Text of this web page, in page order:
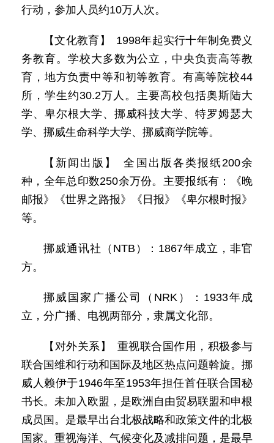
行动，参加人员约10万人次。
【文化教育】 1998年起实行十年制免费义
务教育。学校大多数为公立，中央负责高等教
育，地方负责中等和初等教育。有高等院校44
所，学生约30.2万人。主要高校包括奥斯陆大
学、卑尔根大学、挪威科技大学、特罗姆瑟大
学、挪威生命科学大学、挪威商学院等。
【新闻出版】 全国出版各类报纸200余
种，全年总印数250余万份。主要报纸有：《晚
邮报》《世界之路报》《日报》《卑尔根时报》
等。
挪威通讯社（NTB）：1867年成立，非官
方。
挪威国家广播公司（NRK）：1933年成
立，分广播、电视两部分，隶属文化部。
【对外关系】 重视联合国作用，积极参与
联合国维和行动和国际及地区热点问题斡旋。挪
威人赖伊于1946年至1953年担任首任联合国秘
书长。未加入欧盟，是欧洲自由贸易联盟和申根
成员国。是最早出台北极战略和政策文件的北极
国家。重视海洋、气候变化及减排问题，是最早